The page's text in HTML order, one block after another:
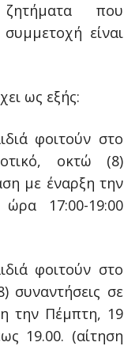
που
είναι
ως εξής:
φοιτούν στο
οκτώ (8)
με έναρξη την
17:00-19:00
φοιτούν στο
συναντήσεις σε
την Πέμπτη, 19
19.00. (αίτηση